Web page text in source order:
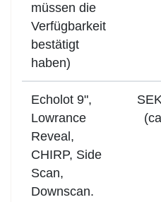
müssen die
Verfügbarkeit
bestätigt
haben)
Echolot 9",
Lowrance
Reveal,
CHIRP, Side
Scan,
Downscan.